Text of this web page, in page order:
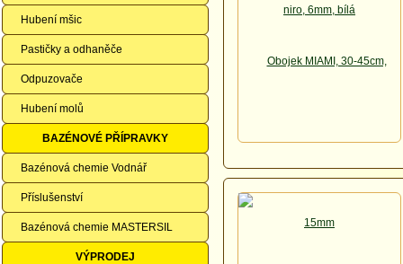
Hubení mšic
Pastičky a odhaněče
Odpuzovače
Hubení molů
BAZÉNOVÉ PŘÍPRAVKY
Bazénová chemie Vodnář
Příslušenství
Bazénová chemie MASTERSIL
VÝPRODEJ